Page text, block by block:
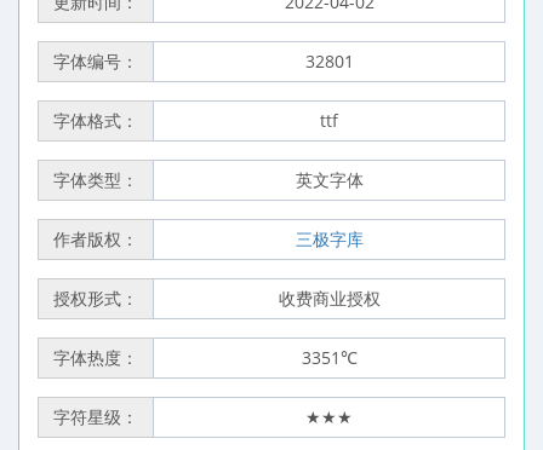
字体编号： 32801
字体格式： ttf
字体类型： 英文字体
作者版权： 三极字库
授权形式： 收费商业授权
字体热度： 3351℃
字符星级： ★★★